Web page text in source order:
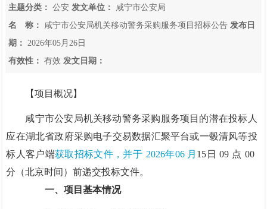
主题分类：
公安 发文单位：
咸宁市公安局
名 称：
咸宁市公安局机关移动警务采购服务项目招标公告 发布日
期：
2026年05月26日
有效性：
有效 发文日期：
【项目概况】
咸宁市公安局机关移动警务采购服务项目的潜在投标人
应在湖北省政府采购电子交易数据汇聚平台或一毂清风等投
标人客户端获取招标文件，并于 2026年06 月 15 日 09 点 00
分（北京时间）前递交投标文件。
一、项目基本情况